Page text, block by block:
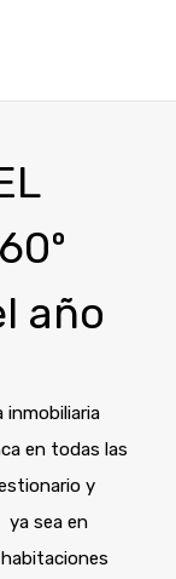
año
inmobiliaria
en todas las
y
ya sea en